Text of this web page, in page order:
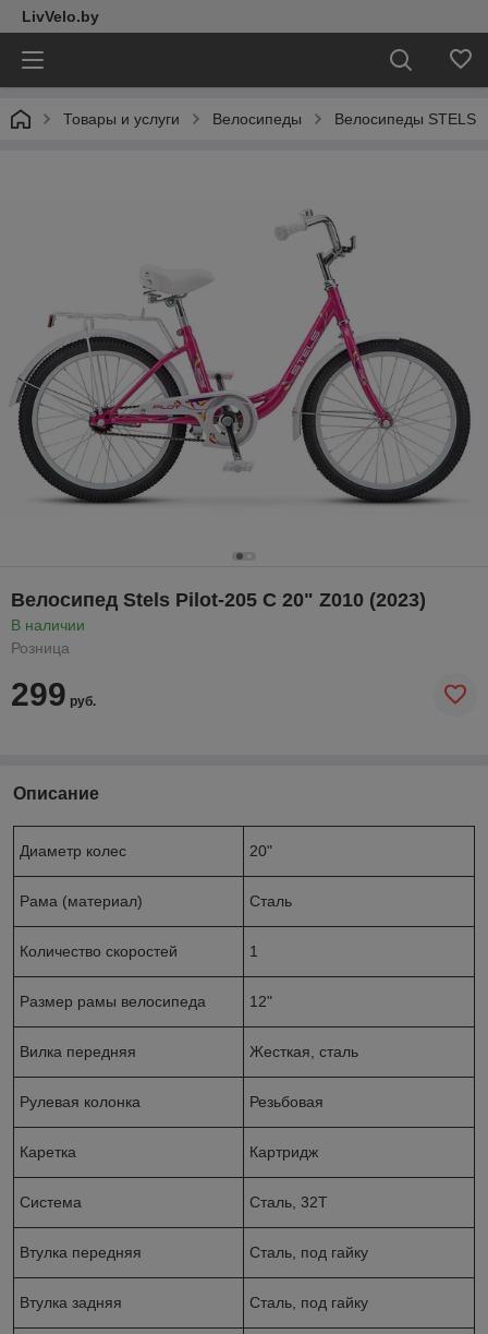
LivVelo.by
Товары и услуги Велосипеды Велосипеды STELS
Велосипед Stels Pilot-205 C 20" Z010 (2023)
В наличии
Розница
299 руб.
Описание
Диаметр колес 20"
Рама (материал) Сталь
Количество скоростей 1
Размер рамы велосипеда 12"
Вилка передняя Жесткая, сталь
Рулевая колонка Резьбовая
Каретка Картридж
Система Сталь, 32Т
Втулка передняя Сталь, под гайку
Втулка задняя Сталь, под гайку